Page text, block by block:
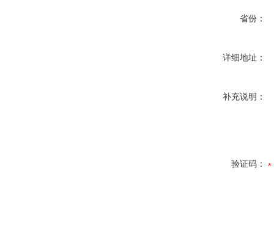
省份：
详细地址：
补充说明：
验证码：